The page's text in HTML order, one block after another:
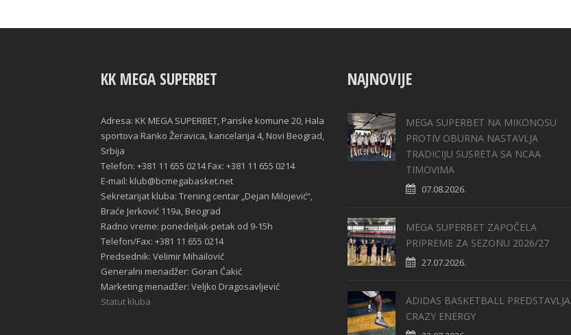
KK MEGA SUPERBET
Adresa: KK MEGA SUPERBET, Pariske komune 20, Hala
sportova Ranko Žeravica, kancelarija 4, Novi Beograd,
Srbija
Telefon: +381 11 655 0214 Fax: +381 11 655 0214
E-mail: klub@bcmegabasket.net
Sekretarijat kluba: Trening centar „Dejan Milojević“,
Braće Jerković 119a, Beograd
Radno vreme: ponedeljak-petak od 9-15h
Telefon/Fax: +381 11 655 0214
Predsednik: Velimir Mihailović
Generalni menadžer: Goran Ćakić
Marketing menadžer: Veljko Dragosavljević
Statut kluba
NAJNOVIJE
MEGA SUPERBET NA MIKONOSU
PROTIV OBURNA NASTAVLJA
TRADICIJU SUSRETA SA NCAA
TIMOVIMA
07.08.2026.
MEGA SUPERBET ZAPOČELA
PRIPREME ZA SEZONU 2026/27
27.07.2026.
ADIDAS BASKETBALL PREDSTAVLJA
CRAZY ENERGY